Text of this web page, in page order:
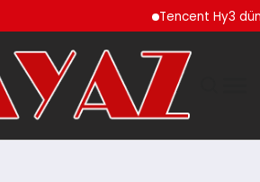
Tencent Hy3 dünya